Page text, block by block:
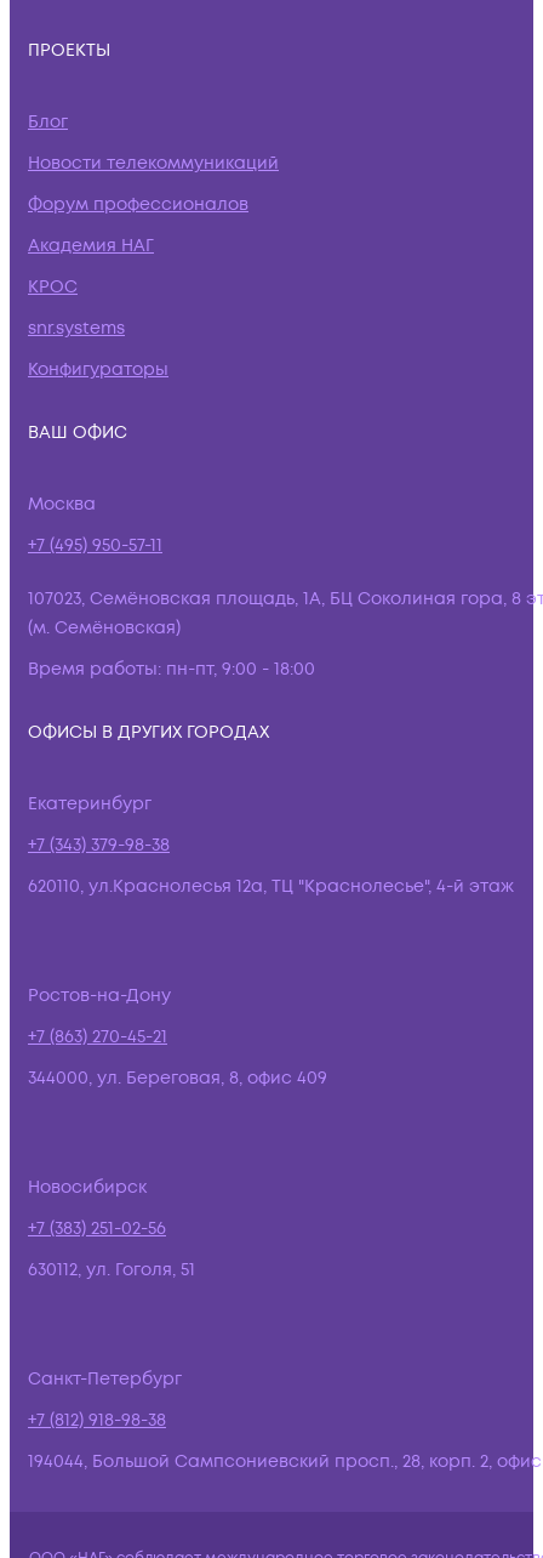
ПРОЕКТЫ
Блог
Новости телекоммуникаций
Форум профессионалов
Академия НАГ
КРОС
snr.systems
Конфигураторы
ВАШ ОФИС
Москва
+7 (495) 950-57-11
107023, Семёновская площадь, 1А, БЦ Соколиная гора, 8
(м. Семёновская)
Время работы: пн-пт, 9:00 - 18:00
ОФИСЫ В ДРУГИХ ГОРОДАХ
Екатеринбург
+7 (343) 379-98-38
620110, ул.Краснолесья 12а, ТЦ "Краснолесье", 4-й этаж
Ростов-на-Дону
+7 (863) 270-45-21
344000, ул. Береговая, 8, офис 409
Новосибирск
+7 (383) 251-02-56
630112, ул. Гоголя, 51
Санкт-Петербург
+7 (812) 918-98-38
194044, Большой Сампсониевский просп., 28, корп. 2,